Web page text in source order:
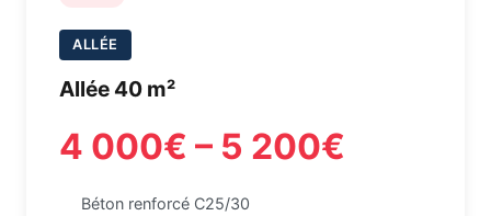
ALLÉE
Allée 40 m²
4 000€ – 5 200€
Béton renforcé C25/30